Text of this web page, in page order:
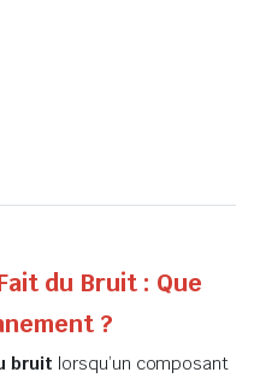
du Bruit : Que
?
bruit lorsqu’un composant